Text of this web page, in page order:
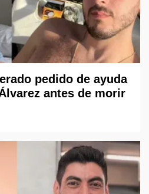
pedido de ayuda
antes de morir